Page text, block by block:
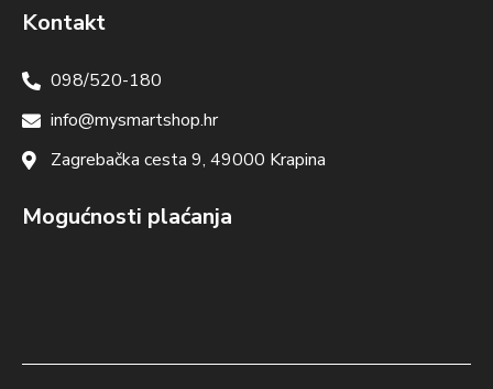
Kontakt
098/520-180
info@mysmartshop.hr
Zagrebačka cesta 9, 49000 Krapina
Mogućnosti plaćanja